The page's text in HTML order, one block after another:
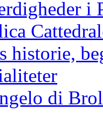
i
historie,
di